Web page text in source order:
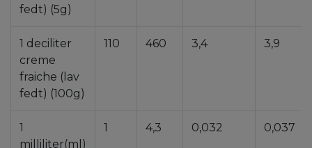
fedt) (5g)
1 deciliter
creme
fraiche (lav
fedt) (100g)
110 460 3,4 3,9
1
milliliter(ml)
1 4,3 0,032 0,037